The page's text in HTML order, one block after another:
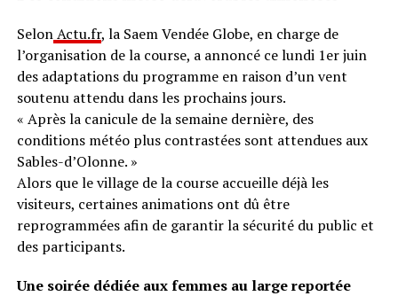
SelonActu.fr, la Saem Vendée Globe, en charge de
l’organisation de la course, a annoncé ce lundi 1er juin
des adaptations du programme en raison d’un vent
soutenu attendu dans les prochains jours.
« Après la canicule de la semaine dernière, des
conditions météo plus contrastées sont attendues aux
Sables-d’Olonne. »
Alors que le village de la course accueille déjà les
visiteurs, certaines animations ont dû être
reprogrammées afin de garantir la sécurité du public et
des participants.
Une soirée dédiée aux femmes au large reportée